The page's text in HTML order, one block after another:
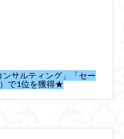
サルティング」「セー
で1位を獲得★